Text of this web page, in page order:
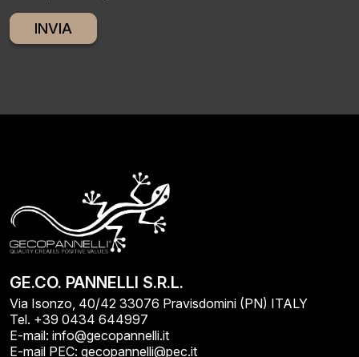
GE.CO. PANNELLI S.R.L.
Via Isonzo, 40/42 33076 Pravisdomini (PN) ITALY
Tel. +39 0434 644997
E-mail: info@gecopannelli.it
E-mail PEC: gecopannelli@pec.it